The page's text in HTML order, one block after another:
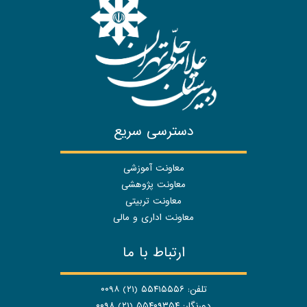
دسترسی سریع
معاونت آموزشی
معاونت پژوهشی
معاونت تربیتی
معاونت اداری و مالی
ارتباط با ما
تلفن: ۵۵۴۱۵۵۵۶ (۲۱) ۰۰۹۸